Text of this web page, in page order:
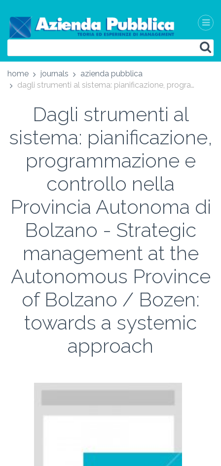
home journals
azienda pubblica
dagli strumenti al sistema: pianificazione, programmazione e controllo nella provincia autonoma di bolzano - strategic management at the autonomous province of bolzano / bozen: towards a systemic approach
Dagli strumenti al
sistema: pianificazione,
programmazione e
controllo nella
Provincia Autonoma di
Bolzano - Strategic
management at the
Autonomous Province
of Bolzano / Bozen:
towards a systemic
approach